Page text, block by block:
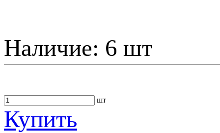
Наличие: 6 шт
шт
Купить